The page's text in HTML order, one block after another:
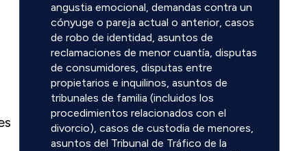
angustia emocional, demandas contra un
cónyuge o pareja actual o anterior, casos
de robo de identidad, asuntos de
reclamaciones de menor cuantía, disputas
de consumidores, disputas entre
propietarios e inquilinos, asuntos de
tribunales de familia (incluidos los
procedimientos relacionados con el
divorcio), casos de custodia de menores,
asuntos del Tribunal de Tráfico de la